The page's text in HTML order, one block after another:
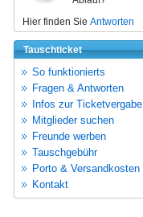
Hier finden Sie Antworten
Tauschticket
So funktionierts
Fragen & Antworten
Infos zur Ticketvergabe
Mitglieder suchen
Freunde werben
Tauschgebühr
Porto & Versandkosten
Kontakt